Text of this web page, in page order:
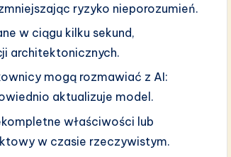
ryzyko nieporozumień.
w ciągu kilku sekund,
architektonicznych.
mogą rozmawiać z AI:
aktualizuje model.
właściwości lub
w czasie rzeczywistym.